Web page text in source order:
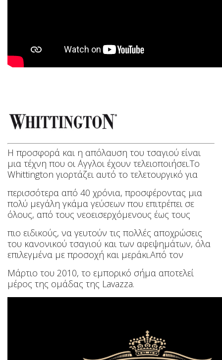
Η προσφορά και η απόλαυση του τσαγιού είναι
μια τέχνη που οι ΄Αγγλοι έχουν τελειοποιήσει.Το
Whittington γιορτάζει αυτό το τελετουργικό για
περισσότερα από 40 χρόνια, προσφέροντας μια
πολύ μεγάλη γκάμα γεύσεων που επιτρέπει σε
όλους, από τους νεοεισερχόμενους έως τους
πιο ειδικούς, να γευτούν τις πολλές αποχρώσεις
του κανονικού τσαγιού και των αφεψημάτων, όλα
επιλεγμένα με προσοχή και μεράκι.Από τον
Μάρτιο του 2010, το εμπορικό σήμα αποτελεί
μέρος της ομάδας της Lavazza.